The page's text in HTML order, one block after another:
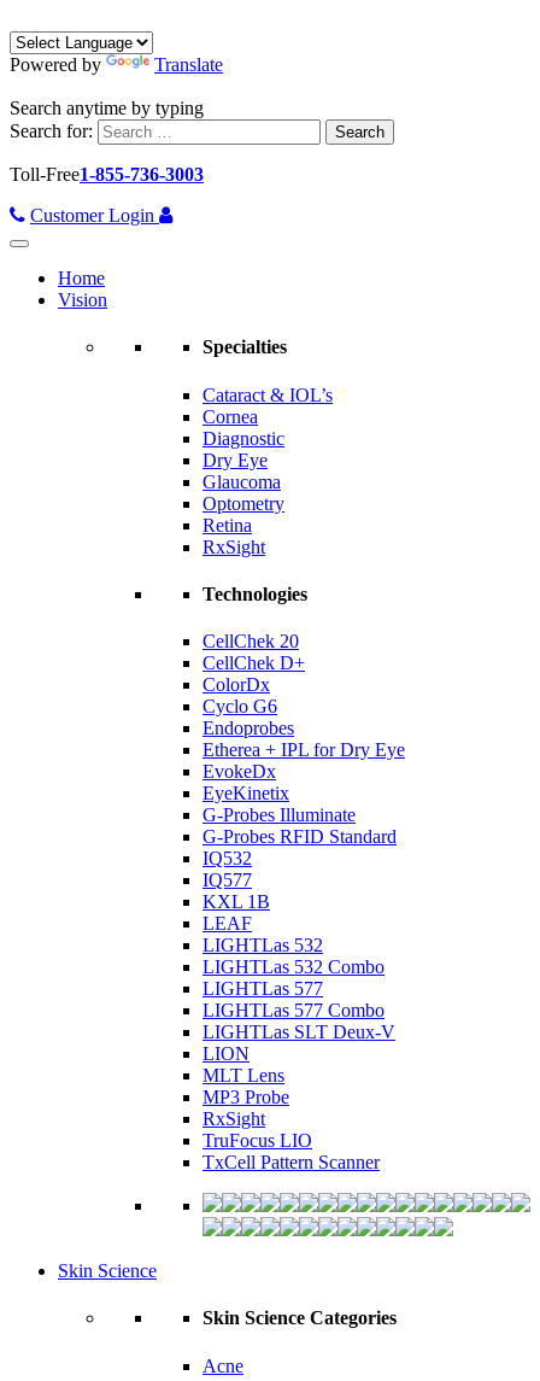
Powered by Translate
Search anytime by typing
Search for:
Toll-Free1-855-736-3003
Customer Login
Home
Vision
Specialties
Cataract & IOL’s
Cornea
Diagnostic
Dry Eye
Glaucoma
Optometry
Retina
RxSight
Technologies
CellChek 20
CellChek D+
ColorDx
Cyclo G6
Endoprobes
Etherea + IPL for Dry Eye
EvokeDx
EyeKinetix
G-Probes Illuminate
G-Probes RFID Standard
IQ532
IQ577
KXL 1B
LEAF
LIGHTLas 532
LIGHTLas 532 Combo
LIGHTLas 577
LIGHTLas 577 Combo
LIGHTLas SLT Deux-V
LION
MLT Lens
MP3 Probe
RxSight
TruFocus LIO
TxCell Pattern Scanner
Skin Science
Skin Science Categories
Acne